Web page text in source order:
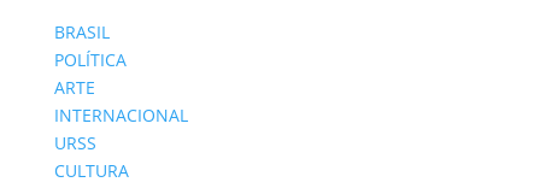
BRASIL
POLÍTICA
ARTE
INTERNACIONAL
URSS
CULTURA